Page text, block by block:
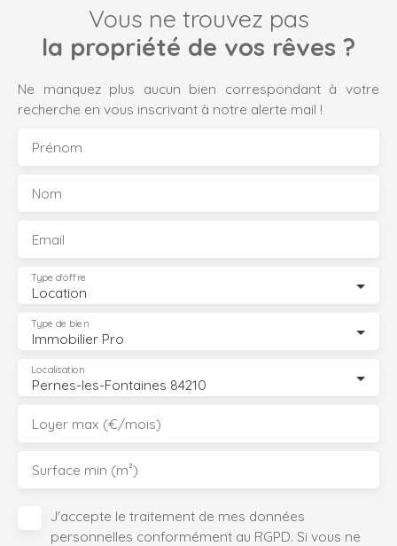
Vous ne trouvez pas
la propriété de vos rêves ?
Ne manquez plus aucun bien correspondant à votre
recherche en vous inscrivant à notre alerte mail !
Prénom
Nom
Email
Location
Type d'offre
Immobilier Pro
Type de bien
Pernes-les-Fontaines 84210
Localisation
Loyer max (€/mois)
Surface min (m²)
J'accepte le traitement de mes données
personnelles conformément au RGPD. Si vous ne